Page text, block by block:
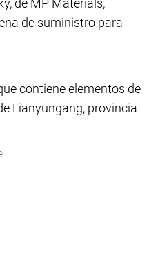
de MP Materials,
de suministro para